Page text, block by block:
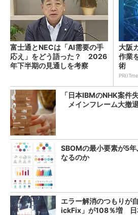
富士通とNECは「AI需要の手
応え」をどう語った？ 2026
年下半期の見通しを考察
大阪
作業
術
「日本IBMのNHK案件
メインフレーム大撤
SBOMの最小要素が5
なるのか
エラー解消のつもりが
ickFix」が108％増 日